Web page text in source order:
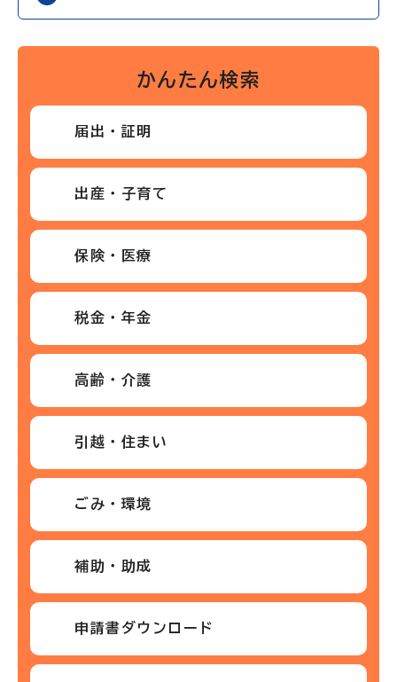
かんたん検索
届出・証明
出産・子育て
保険・医療
税金・年金
高齢・介護
引越・住まい
ごみ・環境
補助・助成
申請書ダウンロード